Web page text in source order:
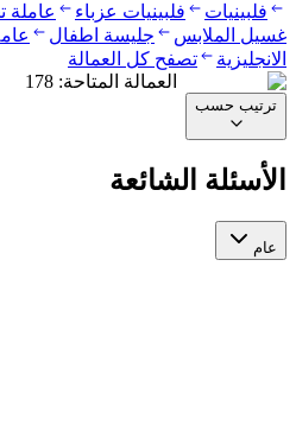
فلبينيات
فلبينيات عزباء عاملة
غسيل الملابس
جليسة اطفال
الانجليزية
تصفح كل العمالة
العمالة المتاحة:
178
ترتيب حسب
الأسئلة الشائعة
عام